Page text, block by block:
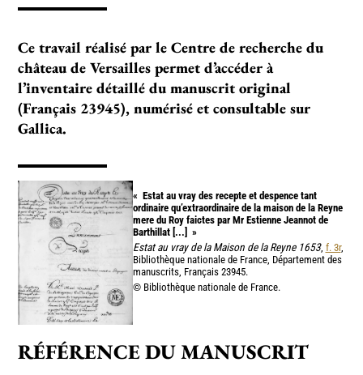
Ce tra­­­vail réa­­­lisé par le Centre de recher­­­che du
châ­­­teau de Versailles per­­­met d’accé­­­der à
l’inventaire détaillé du manus­­crit ori­­­gi­­­nal
(Français 23945), numé­­­risé et consul­­­ta­­­ble sur
Gallica.
« Estat au vray des recepte et despence tant
ordinaire qu’extraordinaire de la maison de la Reyne
mere du Roy faictes par Mr Estienne Jeannot de
Barthillat [...] »
Estat au vray de la Maison de la Reyne 1653, f. 3r,
Bibliothèque nationale de France, Département des
manuscrits, Français 23945.
© Bibliothèque nationale de France.
RÉFÉRENCE DU MANUSCRIT